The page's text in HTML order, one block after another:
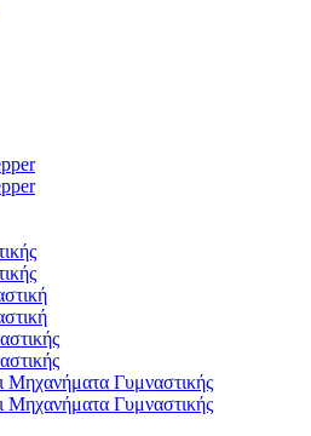
Μηχανήματα Γυμναστικής
Μηχανήματα Γυμναστικής